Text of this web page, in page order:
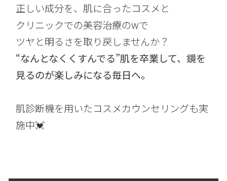
正しい成分を、肌に合ったコスメと
クリニックでの美容治療のwで
ツヤと明るさを取り戻しませんか？
“なんとなくくすんでる”肌を卒業して、鏡を
見るのが楽しみになる毎日へ。
肌診断機を用いたコスメカウンセリングも実
施中💓